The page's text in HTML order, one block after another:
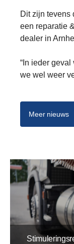
Dit zijn tevens
een reparatie
dealer in
“In ieder
we wel weer
Meer nieuws